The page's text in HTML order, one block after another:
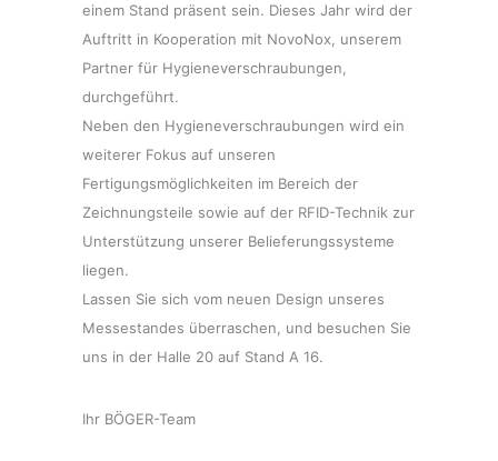
einem Stand präsent sein. Dieses Jahr wird der
Auftritt in Kooperation mit NovoNox, unserem
Partner für Hygieneverschraubungen,
durchgeführt.
Neben den Hygieneverschraubungen wird ein
weiterer Fokus auf unseren
Fertigungsmöglichkeiten im Bereich der
Zeichnungsteile sowie auf der RFID-Technik zur
Unterstützung unserer Belieferungssysteme
liegen.
Lassen Sie sich vom neuen Design unseres
Messestandes überraschen, und besuchen Sie
uns in der Halle 20 auf Stand A 16.
Ihr BÖGER-Team